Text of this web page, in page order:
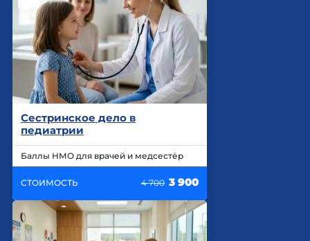
Сестринское дело в
педиатрии
Баллы НМО для врачей и медсестёр
СТОИМОСТЬ 4 700 3 900